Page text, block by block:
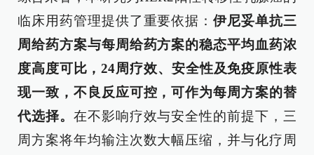
临床用药管理提供了重要依据：伊尼妥单抗三
周给药方案与每周给药方案的稳态平均血药浓
度高度可比，24周疗效、安全性及免疫原性表
现一致，不良反应可控，可作为每周方案的替
代选择。 在不影响疗效与安全性的前提下，三
周方案将年均输注次数大幅压缩，并与化疗周